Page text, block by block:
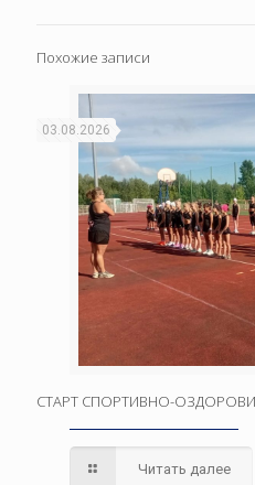
Похожие записи
03.08.2026
СТАРТ СПОРТИВНО-
Читать далее